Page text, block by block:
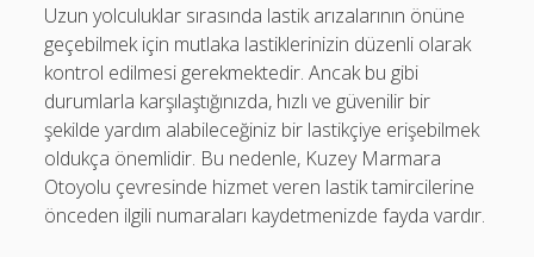
Uzun yolculuklar sırasında lastik arızalarının önüne
geçebilmek için mutlaka lastiklerinizin düzenli olarak
kontrol edilmesi gerekmektedir. Ancak bu gibi
durumlarla karşılaştığınızda, hızlı ve güvenilir bir
şekilde yardım alabileceğiniz bir lastikçiye erişebilmek
oldukça önemlidir. Bu nedenle, Kuzey Marmara
Otoyolu çevresinde hizmet veren lastik tamircilerine
önceden ilgili numaraları kaydetmenizde fayda vardır.